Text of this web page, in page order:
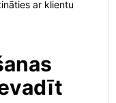
ar klientu